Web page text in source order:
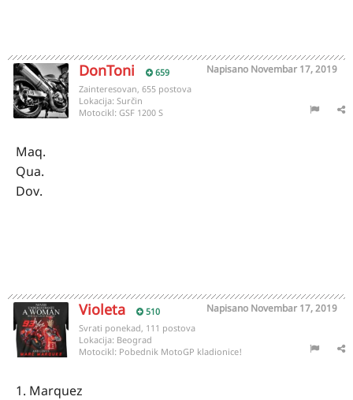
DonToni 659 Napisano Novembar 17, 2019
Zainteresovan, 655 postova
Lokacija: Surčin
Motocikl: GSF 1200 S
Maq.
Qua.
Dov.
Violeta 510 Napisano Novembar 17, 2019
Svrati ponekad, 111 postova
Lokacija: Beograd
Motocikl: Pobednik MotoGP kladionice!
1. Marquez